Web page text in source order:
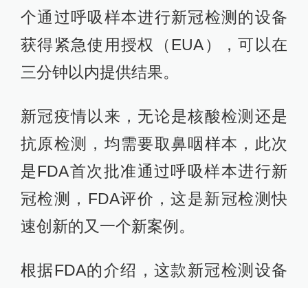
个通过呼吸样本进行新冠检测的设备
获得紧急使用授权（EUA），可以在
三分钟以内提供结果。
新冠疫情以来，无论是核酸检测还是
抗原检测，均需要取鼻咽样本，此次
是FDA首次批准通过呼吸样本进行新
冠检测，FDA评价，这是新冠检测快
速创新的又一个新案例。
根据FDA的介绍，这款新冠检测设备